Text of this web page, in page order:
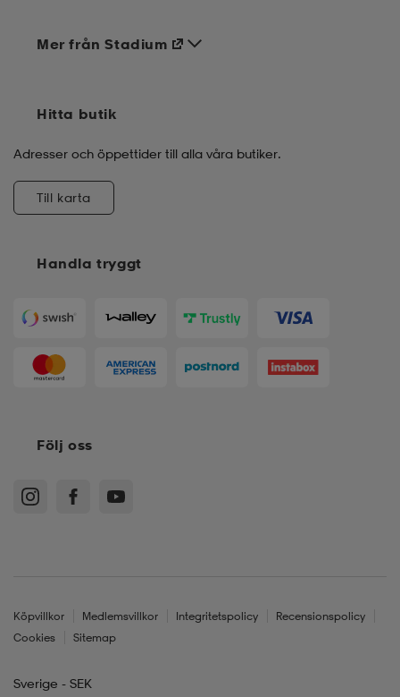
Handla tryggt
Mer från Stadium
Hitta butik
Adresser och öppettider till alla våra butiker.
Till karta
Följ oss
Köpvillkor Medlemsvillkor Integritetspolicy
Recensionspolicy
Cookies
Sitemap
Sverige - SEK